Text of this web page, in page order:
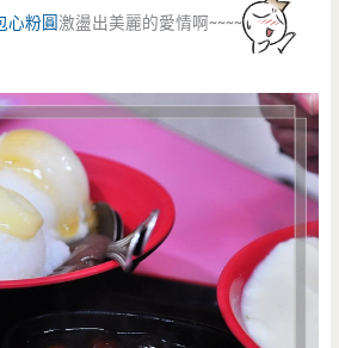
心粉圓激盪出美麗的愛情啊~~~~